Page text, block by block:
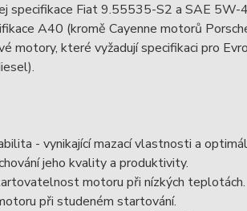
specifikace Fiat 9.55535-S2 a SAE 5W-
A40 (kromě Cayenne motorů
motory, které vyžadují specifikaci pro
- vynikající mazací vlastnosti a
jeho kvality a produktivity.
motoru při nízkých teplotách.
při studeném startování.